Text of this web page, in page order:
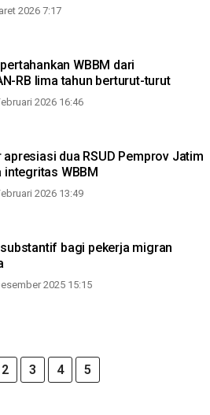
2026 7:17
WBBM dari
RB lima tahun berturut-turut
2026 16:46
apresiasi dua RSUD Pemprov Jatim
integritas WBBM
2026 13:49
bagi pekerja migran
2025 15:15
2 3 4 5